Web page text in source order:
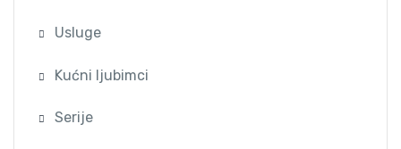
Usluge
Kućni ljubimci
Serije